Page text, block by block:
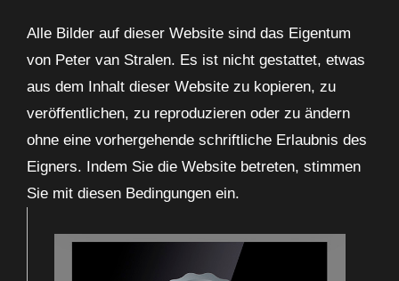
Alle Bilder auf dieser Website sind das Eigentum
von Peter van Stralen. Es ist nicht gestattet, etwas
aus dem Inhalt dieser Website zu kopieren, zu
veröffentlichen, zu reproduzieren oder zu ändern
ohne eine vorhergehende schriftliche Erlaubnis des
Eigners. Indem Sie die Website betreten, stimmen
Sie mit diesen Bedingungen ein.